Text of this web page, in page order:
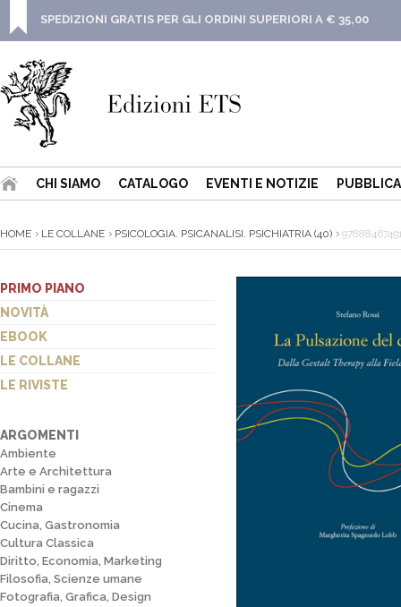
SPEDIZIONI GRATIS PER GLI ORDINI SUPERIORI A € 35,00
CHI SIAMO CATALOGO EVENTI E NOTIZIE
HOME LE COLLANE PSICOLOGIA. PSICANALISI. PSICHIATRIA (40)
PRIMO PIANO
NOVITÀ
EBOOK
LE COLLANE
LE RIVISTE
ARGOMENTI
Ambiente
Arte e Architettura
Bambini e ragazzi
Cinema
Cucina, Gastronomia
Cultura Classica
Diritto, Economia, Marketing
Filosofia, Scienze umane
Fotografia, Grafica, Design